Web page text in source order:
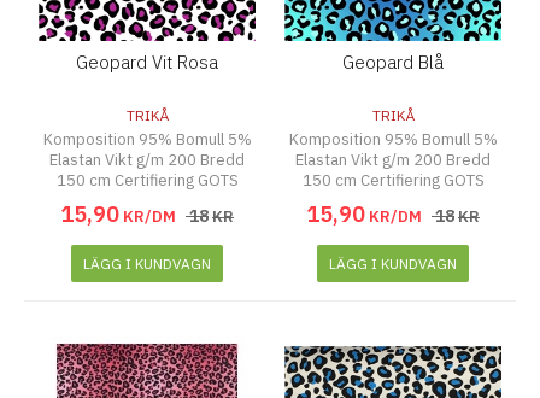
Geopard Vit Rosa
TRIKÅ
Komposition 95% Bomull 5%
Elastan Vikt g/m 200 Bredd
150 cm Certifiering GOTS
15,90 KR/DM 18KR
LÄGG I KUNDVAGN
Geopard Blå
TRIKÅ
Komposition 95% Bomull 5%
Elastan Vikt g/m 200 Bredd
150 cm Certifiering GOTS
15,90 KR/DM 18KR
LÄGG I KUNDVAGN